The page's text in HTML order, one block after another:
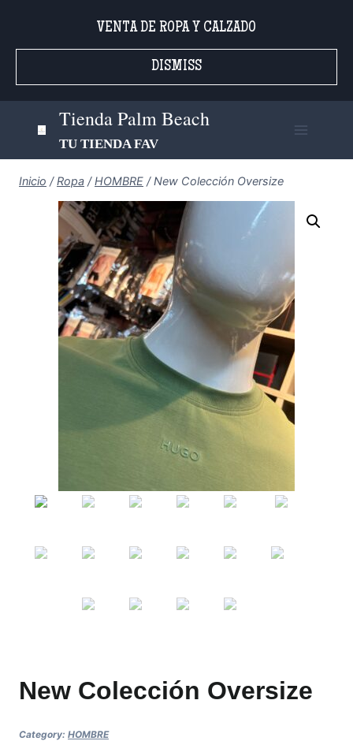
contenido
VENTA DE ROPA Y CALZADO
DISMISS
Tienda Palm Beach
TU TIENDA FAV
Inicio / Ropa / HOMBRE / New Colección Oversize
New Colección Oversize
Category: HOMBRE